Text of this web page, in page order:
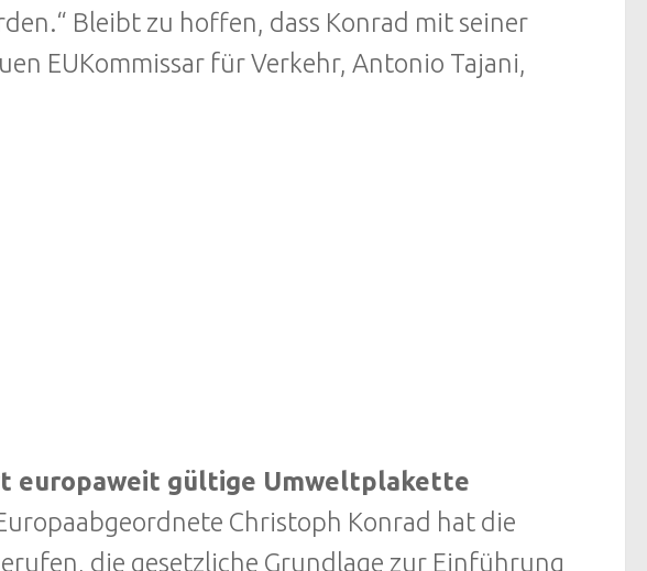
Bleibt zu hoffen, dass Konrad mit seiner
EUKommissar für Verkehr, Antonio Tajani,
europaweit gültige Umweltplakette
Christoph Konrad hat die
die gesetzliche Grundlage zur Einführung